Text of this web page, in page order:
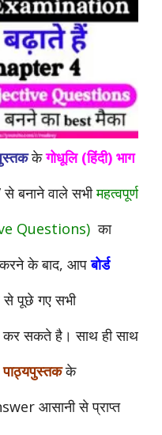
केगोधूलि (हिंदी) भाग
से बनाने वाले सभीमहत्वपूर्ण
Questions) का
करने के बाद, आपबोर्ड
से पूछे गएसभी
कर सकते है। साथ ही साथ
पाठ्यपुस्तकके
आसानी से प्राप्त